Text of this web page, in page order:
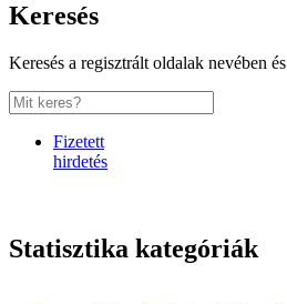
Keresés
Keresés a regisztrált oldalak nevében
Fizetett
hirdetés
Statisztika kategóriák